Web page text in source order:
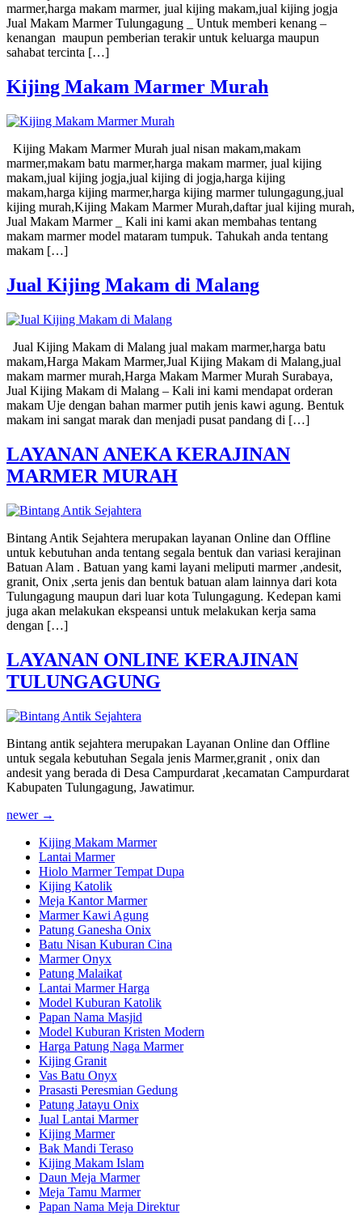
marmer,harga makam marmer, jual kijing makam,jual kijing jogja
Jual Makam Marmer Tulungagung _ Untuk memberi kenang –
kenangan maupun pemberian terakir untuk keluarga maupun
sahabat tercinta […]
Kijing Makam Marmer Murah
Kijing Makam Marmer Murah jual nisan makam,makam
marmer,makam batu marmer,harga makam marmer, jual kijing
makam,jual kijing jogja,jual kijing di jogja,harga kijing
makam,harga kijing marmer,harga kijing marmer tulungagung,jual
kijing murah,Kijing Makam Marmer Murah,daftar jual kijing murah,
Jual Makam Marmer _ Kali ini kami akan membahas tentang
makam marmer model mataram tumpuk. Tahukah anda tentang
makam […]
Jual Kijing Makam di Malang
Jual Kijing Makam di Malang jual makam marmer,harga batu
makam,Harga Makam Marmer,Jual Kijing Makam di Malang,jual
makam marmer murah,Harga Makam Marmer Murah Surabaya,
Jual Kijing Makam di Malang – Kali ini kami mendapat orderan
makam Uje dengan bahan marmer putih jenis kawi agung. Bentuk
makam ini sangat marak dan menjadi pusat pandang di […]
LAYANAN ANEKA KERAJINAN
MARMER MURAH
Bintang Antik Sejahtera merupakan layanan Online dan Offline
untuk kebutuhan anda tentang segala bentuk dan variasi kerajinan
Batuan Alam . Batuan yang kami layani meliputi marmer ,andesit,
granit, Onix ,serta jenis dan bentuk batuan alam lainnya dari kota
Tulungagung maupun dari luar kota Tulungagung. Kedepan kami
juga akan melakukan ekspeansi untuk melakukan kerja sama
dengan […]
LAYANAN ONLINE KERAJINAN
TULUNGAGUNG
Bintang antik sejahtera merupakan Layanan Online dan Offline
untuk segala kebutuhan Segala jenis Marmer,granit , onix dan
andesit yang berada di Desa Campurdarat ,kecamatan Campurdarat
Kabupaten Tulungagung, Jawatimur.
newer →
Kijing Makam Marmer
Lantai Marmer
Hiolo Marmer Tempat Dupa
Kijing Katolik
Meja Kantor Marmer
Marmer Kawi Agung
Patung Ganesha Onix
Batu Nisan Kuburan Cina
Marmer Onyx
Patung Malaikat
Lantai Marmer Harga
Model Kuburan Katolik
Papan Nama Masjid
Model Kuburan Kristen Modern
Harga Patung Naga Marmer
Kijing Granit
Vas Batu Onyx
Prasasti Peresmian Gedung
Patung Jatayu Onix
Jual Lantai Marmer
Kijing Marmer
Bak Mandi Teraso
Kijing Makam Islam
Daun Meja Marmer
Meja Tamu Marmer
Papan Nama Meja Direktur